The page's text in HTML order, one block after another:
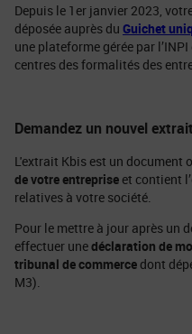
Depuis le 1er janvier 2023,
déposée auprès du Guichet
une plateforme gérée par
centres des formalités des
Demandez un nouvel
L'extrait Kbis est un document
de votre entreprise et contient
relatives à votre société.
Pour le mettre à jour après un
effectuer unedéclaration de
tribunal de commerce dont
M3).